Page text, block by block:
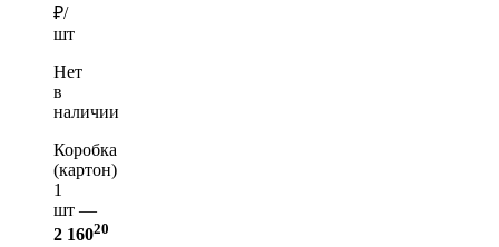
₽/
шт
Нет
в
наличии
Коробка
(картон)
1
шт —
2 16020